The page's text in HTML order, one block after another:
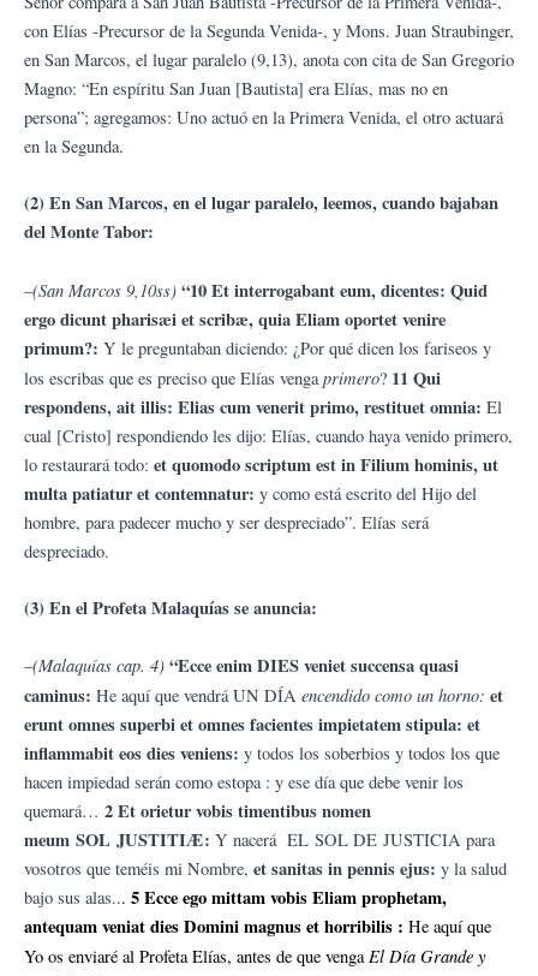
con Elías -Precursor de la Segunda Venida-, y Mons. Juan Straubinger,
en San Marcos, el lugar paralelo (9,13), anota con cita de San Gregorio
Magno: “En espíritu San Juan [Bautista] era Elías, mas no en
persona”; agregamos: Uno actuó en la Primera Venida, el otro actuará
en la Segunda.
(2) En San Marcos, en el lugar paralelo, leemos, cuando bajaban
del Monte Tabor:
–(San Marcos 9,10ss) “10 Et interrogabant eum, dicentes: Quid
ergo dicunt pharisæi et scribæ, quia Eliam oportet venire
primum?: Y le preguntaban diciendo: ¿Por qué dicen los fariseos y
los escribas que es preciso que Elías venga primero? 11 Qui
respondens, ait illis: Elias cum venerit primo, restituet omnia: El
cual [Cristo] respondiendo les dijo: Elías, cuando haya venido primero,
lo restaurará todo: et quomodo scriptum est in Filium hominis, ut
multa patiatur et contemnatur: y como está escrito del Hijo del
hombre, para padecer mucho y ser despreciado”. Elías será
despreciado.
(3) En el Profeta Malaquías se anuncia:
–(Malaquías cap. 4) “Ecce enim DIES veniet succensa quasi
caminus: He aquí que vendrá UN DÍA encendido como un horno: et
erunt omnes superbi et omnes facientes impietatem stipula: et
inflammabit eos dies veniens: y todos los soberbios y todos los que
hacen impiedad serán como estopa : y ese día que debe venir los
quemará… 2 Et orietur vobis timentibus nomen
meum SOL JUSTITIÆ: Y nacerá EL SOL DE JUSTICIA para
vosotros que teméis mi Nombre, et sanitas in pennis ejus: y la salud
bajo sus alas... 5 Ecce ego mittam vobis Eliam prophetam,
antequam veniat dies Domini magnus et horribilis : He aquí que
Yo os enviaré al Profeta Elías, antes de que vengaEl Día Grande y